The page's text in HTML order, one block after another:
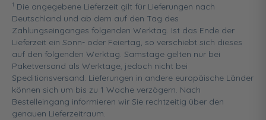
1 Die angegebene Lieferzeit gilt für Lieferungen nach
Deutschland und ab dem auf den Tag des
Zahlungseinganges folgenden Werktag. Ist das Ende der
Lieferzeit ein Sonn- oder Feiertag, so verschiebt sich dieses
auf den folgenden Werktag. Samstage gelten nur bei
Paketversand als Werktage, jedoch nicht bei
Speditionsversand. Lieferungen in andere europäische Länder
können sich um bis zu 1 Woche verzögern. Nach
Bestelleingang informieren wir Sie rechtzeitig über den
genauen Lieferzeitraum.